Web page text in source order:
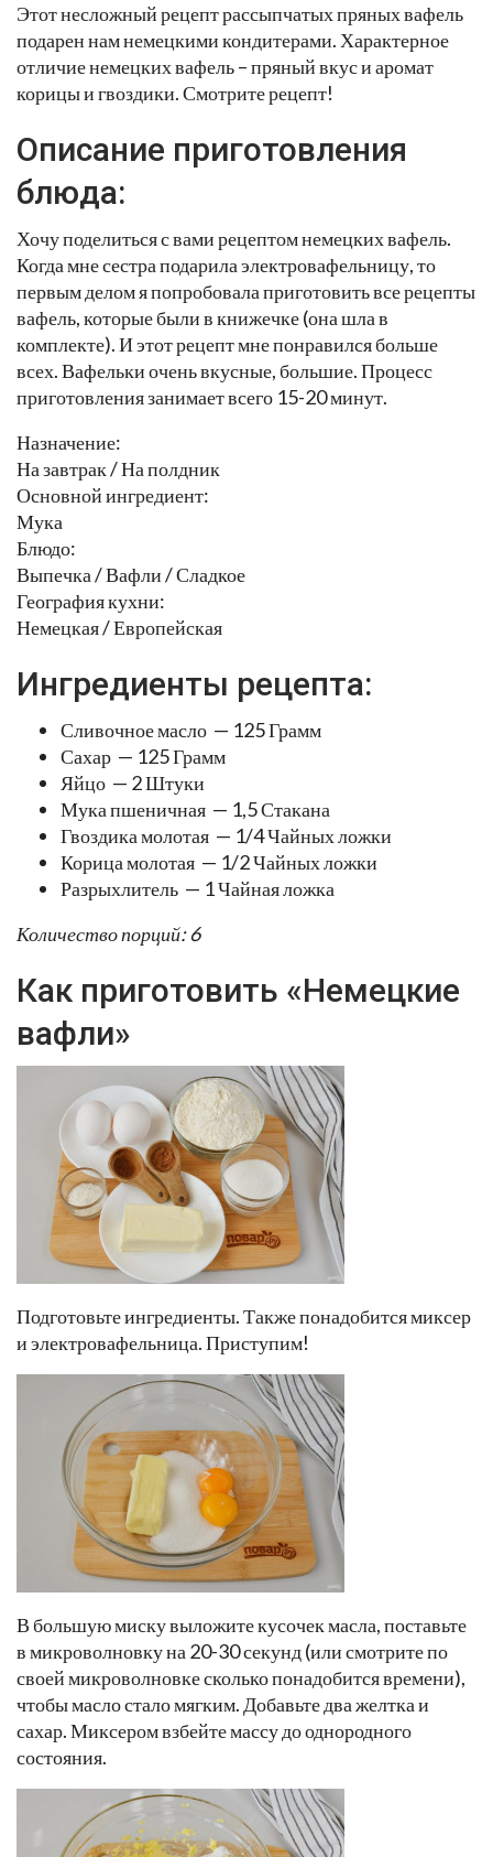
Этот несложный рецепт рассыпчатых пряных вафель
подарен нам немецкими кондитерами. Характерное
отличие немецких вафель – пряный вкус и аромат
корицы и гвоздики. Смотрите рецепт!
Описание приготовления
блюда:
Хочу поделиться с вами рецептом немецких вафель.
Когда мне сестра подарила электровафельницу, то
первым делом я попробовала приготовить все рецепты
вафель, которые были в книжечке (она шла в
комплекте). И этот рецепт мне понравился больше
всех. Вафельки очень вкусные, большие. Процесс
приготовления занимает всего 15-20 минут.
Назначение:
На завтрак / На полдник
Основной ингредиент:
Мука
Блюдо:
Выпечка / Вафли / Сладкое
География кухни:
Немецкая / Европейская
Ингредиенты рецепта:
Сливочное масло — 125 Грамм
Сахар — 125 Грамм
Яйцо — 2 Штуки
Мука пшеничная — 1,5 Стакана
Гвоздика молотая — 1/4 Чайных ложки
Корица молотая — 1/2 Чайных ложки
Разрыхлитель — 1 Чайная ложка
Количество порций: 6
Как приготовить «Немецкие
вафли»
Подготовьте ингредиенты. Также понадобится миксер
и электровафельница. Приступим!
В большую миску выложите кусочек масла, поставьте
в микроволновку на 20-30 секунд (или смотрите по
своей микроволновке сколько понадобится времени),
чтобы масло стало мягким. Добавьте два желтка и
сахар. Миксером взбейте массу до однородного
состояния.